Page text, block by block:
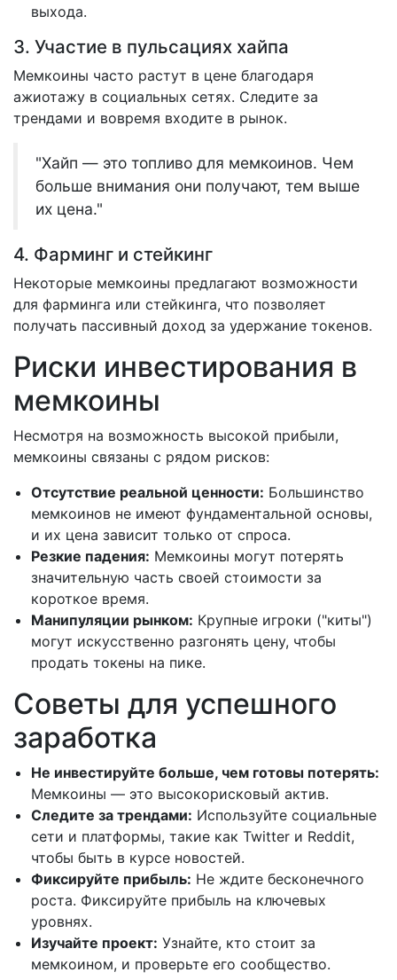
выхода.
3. Участие в пульсациях хайпа
Мемкоины часто растут в цене благодаря
ажиотажу в социальных сетях. Следите за
трендами и вовремя входите в рынок.
"Хайп — это топливо для мемкоинов. Чем
больше внимания они получают, тем выше
их цена."
4. Фарминг и стейкинг
Некоторые мемкоины предлагают возможности
для фарминга или стейкинга, что позволяет
получать пассивный доход за удержание токенов.
Риски инвестирования в
мемкоины
Несмотря на возможность высокой прибыли,
мемкоины связаны с рядом рисков:
Отсутствие реальной ценности: Большинство
мемкоинов не имеют фундаментальной основы,
и их цена зависит только от спроса.
Резкие падения: Мемкоины могут потерять
значительную часть своей стоимости за
короткое время.
Манипуляции рынком: Крупные игроки ("киты")
могут искусственно разгонять цену, чтобы
продать токены на пике.
Советы для успешного
заработка
Не инвестируйте больше, чем готовы потерять:
Мемкоины — это высокорисковый актив.
Следите за трендами: Используйте социальные
сети и платформы, такие как Twitter и Reddit,
чтобы быть в курсе новостей.
Фиксируйте прибыль: Не ждите бесконечного
роста. Фиксируйте прибыль на ключевых
уровнях.
Изучайте проект: Узнайте, кто стоит за
мемкоином, и проверьте его сообщество.